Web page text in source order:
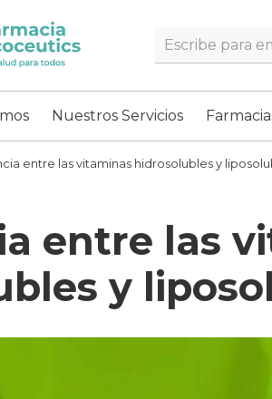
Search…
Nuestros Servicios
entre las vitaminas hidrosolubles y
entre las
y